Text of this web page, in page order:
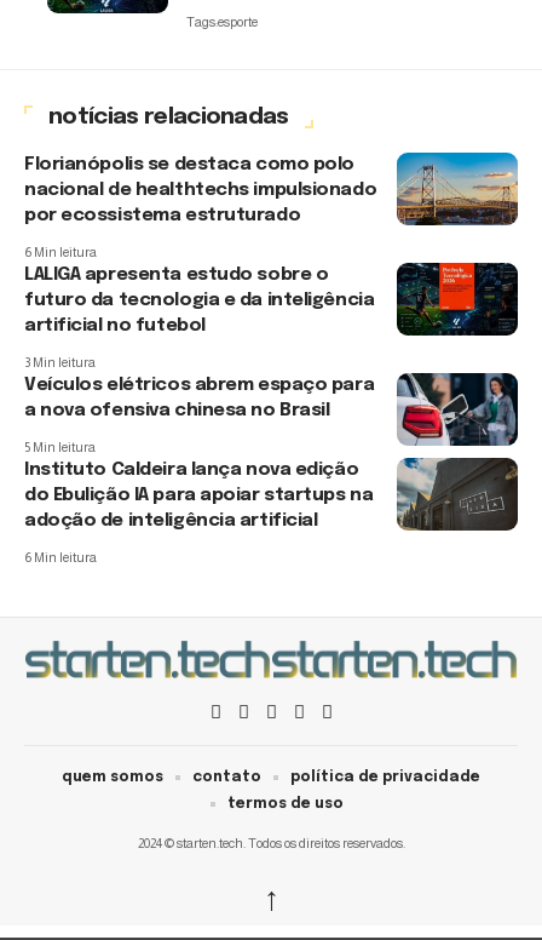
Tags:esporte
notícias relacionadas
Florianópolis se destaca como polo
nacional de healthtechs impulsionado
por ecossistema estruturado
6 Min leitura
LALIGA apresenta estudo sobre o
futuro da tecnologia e da inteligência
artificial no futebol
3 Min leitura
Veículos elétricos abrem espaço para
a nova ofensiva chinesa no Brasil
5 Min leitura
Instituto Caldeira lança nova edição
do Ebulição IA para apoiar startups na
adoção de inteligência artificial
6 Min leitura
2024 © starten.tech. Todos os direitos reservados.
quem somos contato
política de privacidade
termos de uso
↑